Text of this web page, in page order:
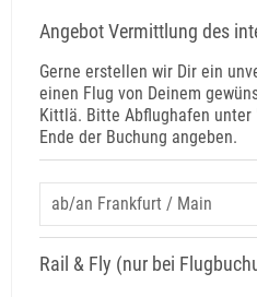
Angebot Vermittlung des
Gerne erstellen wir Dir ein
einen Flug von Deinem
Kittlä. Bitte Abflughafen unter
Ende der Buchung angeben.
Rail & Fly (nur bei